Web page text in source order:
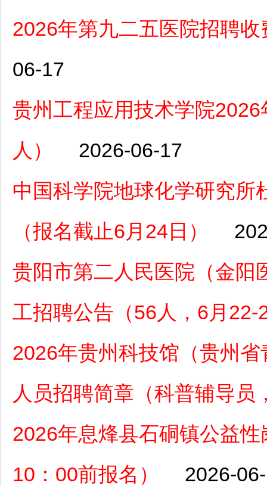
2026年第九二五医院招聘
06-17
贵州工程应用技术学院
人）
2026-06-17
中国科学院地球化学研究所
（报名截止6月24日）
贵阳市第二人民医院（金阳
工招聘公告（56人，6月22-
2026年贵州科技馆（贵州
人员招聘简章（科普辅导员
2026年息烽县石硐镇公益
10：00前报名）
2026-